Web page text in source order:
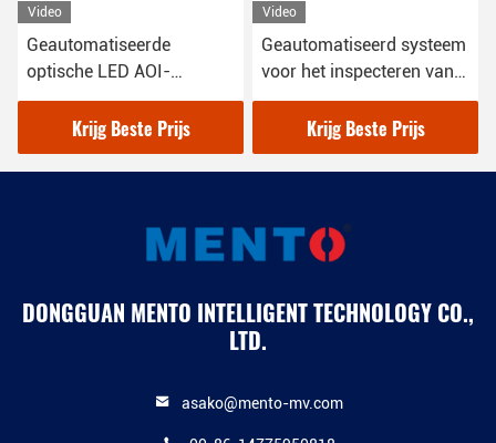
Video
Geautomatiseerde
optische LED AOI-
apparatuur PCB-
inspectie-machine
Krijg Beste Prijs
Video
Geautomatiseerd systeem
voor het inspecteren van
optische waferfouten
Krijg Beste Prijs
DONGGUAN MENTO INTELLIGENT TECHNOLOGY CO.,
LTD.
asako@mento-mv.com